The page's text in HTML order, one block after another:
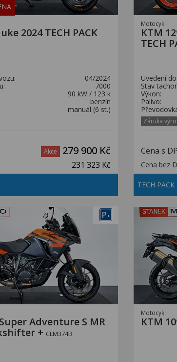
2024 TECH PACK
04/2024
7000
90 kW / 123 k
benzín
manuál (6 st.)
Akce 279 900 Kč
231 323 Kč
Motocykl
KTM
TECH
Uvedení
Stav
Výkon:
Palivo:
Záruka
Cena s
Cena bez
TECH PACK
P+
Adventure S MR
+ CLM374B
Motocykl
KTM